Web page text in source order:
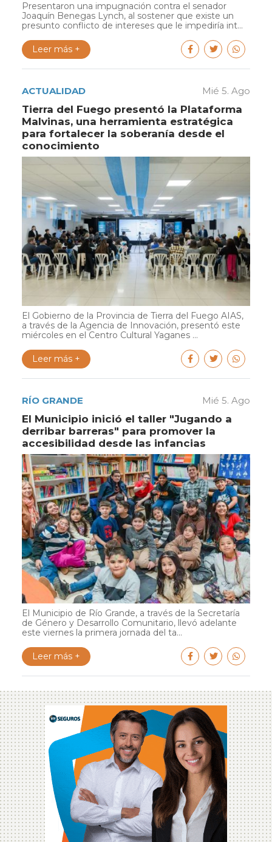
Presentaron una impugnación contra el senador
Joaquín Benegas Lynch, al sostener que existe un
presunto conflicto de intereses que le impediría int...
Leer más +
ACTUALIDAD Mié 5. Ago
Tierra del Fuego presentó la Plataforma
Malvinas, una herramienta estratégica
para fortalecer la soberanía desde el
conocimiento
El Gobierno de la Provincia de Tierra del Fuego AIAS,
a través de la Agencia de Innovación, presentó este
miércoles en el Centro Cultural Yaganes ...
Leer más +
RÍO GRANDE Mié 5. Ago
El Municipio inició el taller "Jugando a
derribar barreras" para promover la
accesibilidad desde las infancias
El Municipio de Río Grande, a través de la Secretaría
de Género y Desarrollo Comunitario, llevó adelante
este viernes la primera jornada del ta...
Leer más +